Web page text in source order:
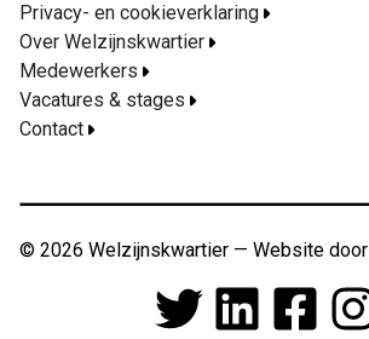
Privacy- en cookieverklaring
Over Welzijnskwartier
Medewerkers
Vacatures & stages
Contact
© 2026 Welzijnskwartier — Website door